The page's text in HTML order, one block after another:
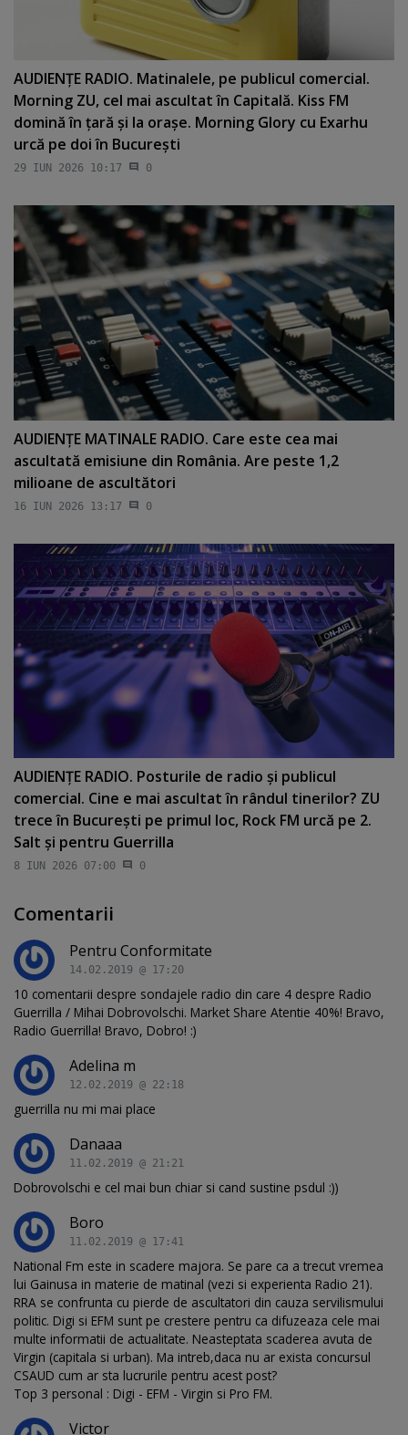
AUDIENŢE RADIO. Matinalele, pe publicul comercial.
Morning ZU, cel mai ascultat în Capitală. Kiss FM
domină în ţară şi la oraşe. Morning Glory cu Exarhu
urcă pe doi în Bucureşti
29 IUN 2026 10:17 0
AUDIENŢE MATINALE RADIO. Care este cea mai
ascultată emisiune din România. Are peste 1,2
milioane de ascultători
16 IUN 2026 13:17 0
AUDIENŢE RADIO. Posturile de radio şi publicul
comercial. Cine e mai ascultat în rândul tinerilor? ZU
trece în Bucureşti pe primul loc, Rock FM urcă pe 2.
Salt şi pentru Guerrilla
8 IUN 2026 07:00 0
Comentarii
Pentru Conformitate
14.02.2019 @ 17:20
10 comentarii despre sondajele radio din care 4 despre Radio
Guerrilla / Mihai Dobrovolschi. Market Share Atentie 40%! Bravo,
Radio Guerrilla! Bravo, Dobro! :)
Adelina m
12.02.2019 @ 22:18
guerrilla nu mi mai place
Danaaa
11.02.2019 @ 21:21
Dobrovolschi e cel mai bun chiar si cand sustine psdul :))
Boro
11.02.2019 @ 17:41
National Fm este in scadere majora. Se pare ca a trecut vremea
lui Gainusa in materie de matinal (vezi si experienta Radio 21).
RRA se confrunta cu pierde de ascultatori din cauza servilismului
politic. Digi si EFM sunt pe crestere pentru ca difuzeaza cele mai
multe informatii de actualitate. Neasteptata scaderea avuta de
Virgin (capitala si urban). Ma intreb,daca nu ar exista concursul
CSAUD cum ar sta lucrurile pentru acest post?
Top 3 personal : Digi - EFM - Virgin si Pro FM.
Victor